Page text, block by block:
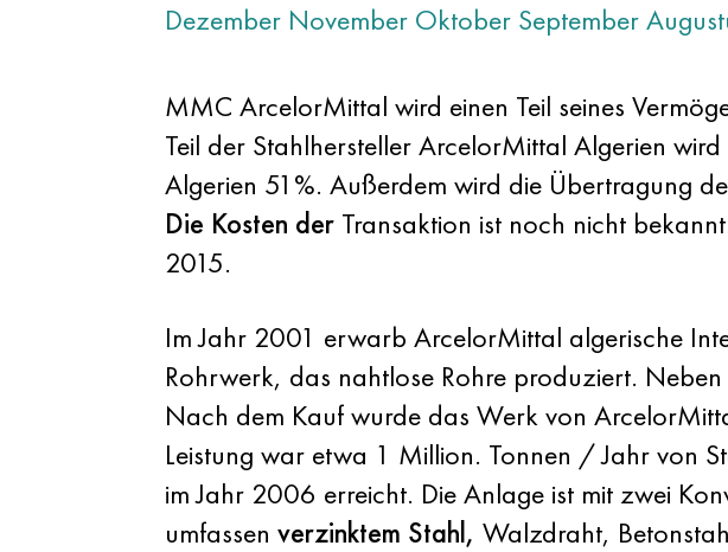
Dezember November Oktober September
MMC ArcelorMittal wird einen Teil seines
Teil der Stahlhersteller ArcelorMittal Algerien
Algerien 51%. Außerdem wird die Übertragung
Die Kosten derTransaktion ist noch nicht
2015.
Im Jahr 2001 erwarb ArcelorMittal algerische
Rohrwerk, das nahtlose Rohre produziert.
Nach dem Kauf wurde das Werk von
Leistung war etwa 1 Million. Tonnen / Jahr von
im Jahr 2006 erreicht. Die Anlage ist mit zwei
umfassen verzinktem Stahl, Walzdraht,